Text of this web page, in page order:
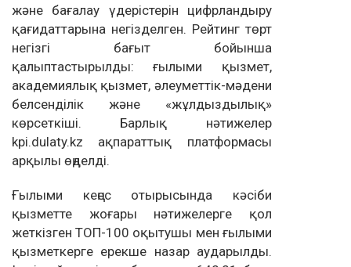
және бағалау үдерістерін цифрландыру
қағидаттарына негізделген. Рейтинг төрт
негізгі бағыт бойынша
қалыптастырылды: ғылыми қызмет,
академиялық қызмет, әлеуметтік-мәдени
белсенділік және «жұлдыздылық»
көрсеткіші. Барлық нәтижелер
kpi.dulaty.kz ақпараттық платформасы
арқылы өңделді.
Ғылыми кеңес отырысында кәсіби
қызметте жоғары нәтижелерге қол
жеткізген ТОП-100 оқытушы мен ғылыми
қызметкерге ерекше назар аударылды.